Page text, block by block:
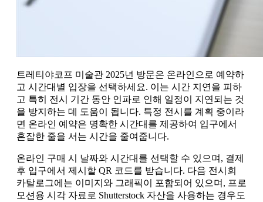
트레티야코프 미술관 2025년 방문은 온라인으로 예약하
고 시간대별 입장을 선택하세요. 이는 시간 지연을 피하
고 특히 전시 기간 동안 인파로 인해 일정이 지연되는 것
을 방지하는 데 도움이 됩니다. 특정 전시를 계획 중이라
면 온라인 예약은 명확한 시간대를 제공하여 입구에서
혼잡한 줄을 서는 시간을 줄여줍니다.
온라인 구매 시 날짜와 시간대를 선택할 수 있으며, 결제
후 입구에서 제시할 QR 코드를 받습니다. 다음 전시회
카탈로그에는 이미지와 그래픽이 포함되어 있으며, 프로
모션용 시각 자료로 Shutterstock 자산을 사용하는 경우도